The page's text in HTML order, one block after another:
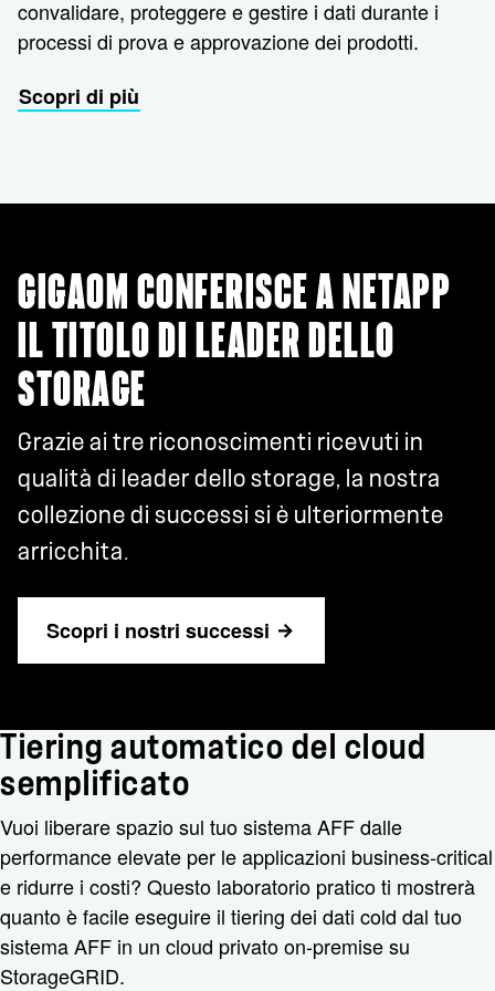
convalidare, proteggere e gestire i dati durante i
processi di prova e approvazione dei prodotti.
Scopri di più
GIGAOM CONFERISCE A NETAPP
IL TITOLO DI LEADER DELLO
STORAGE
Grazie ai tre riconoscimenti ricevuti in
qualità di leader dello storage, la nostra
collezione di successi si è ulteriormente
arricchita.
Scopri i nostri successi
Tiering automatico del cloud
semplificato
Vuoi liberare spazio sul tuo sistema AFF dalle
performance elevate per le applicazioni business-critical
e ridurre i costi? Questo laboratorio pratico ti mostrerà
quanto è facile eseguire il tiering dei dati cold dal tuo
sistema AFF in un cloud privato on-premise su
StorageGRID.